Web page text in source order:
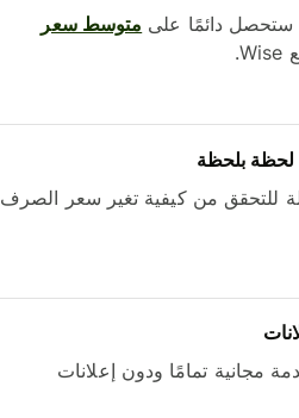
دائمًا علىمتوسط ​​سعر
بلحظة
من كيفية تغير سعر الصرف
مجانية تمامًا ودون إعلانات